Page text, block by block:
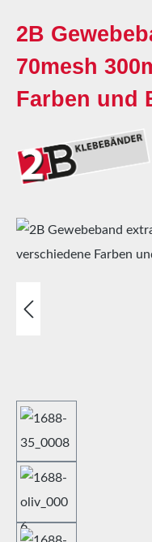
2B
70mesh
Farben und
Bildergalerie